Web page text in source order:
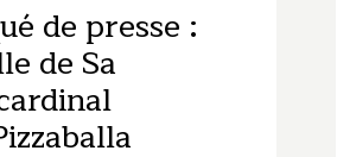
de presse :
de Sa